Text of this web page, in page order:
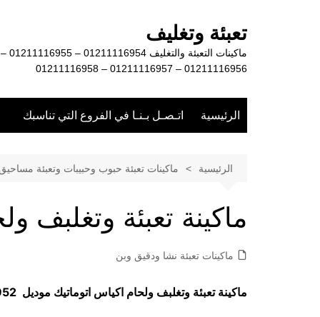
تعبئة وتغليف
ماكينات التعبئة والتغليف 01211116954 – 01211116955 –
01211116956 – 01211116957 – 01211116958
الرئيسية اتـصـل بـنـا في الفروع التي تناسبك
الرئيسية ماكينات تعبئة حبوب وحبيبات وتعبئة مساحيق
ماكينة تعبئة وتغلبف
ماكينات تعبئة نشا ودقيق وبن
ماكينة تعبئة وتغلبف ولحام اكياس اتوماتيك موديل 952 ماركة مهندس منسي